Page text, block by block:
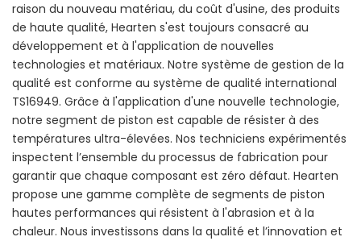
raison du nouveau matériau, du coût d'usine, des produits
de haute qualité, Hearten s'est toujours consacré au
développement et à l'application de nouvelles
technologies et matériaux. Notre système de gestion de la
qualité est conforme au système de qualité international
TS16949. Grâce à l'application d'une nouvelle technologie,
notre segment de piston est capable de résister à des
températures ultra-élevées. Nos techniciens expérimentés
inspectent l’ensemble du processus de fabrication pour
garantir que chaque composant est zéro défaut. Hearten
propose une gamme complète de segments de piston
hautes performances qui résistent à l'abrasion et à la
chaleur. Nous investissons dans la qualité et l’innovation et